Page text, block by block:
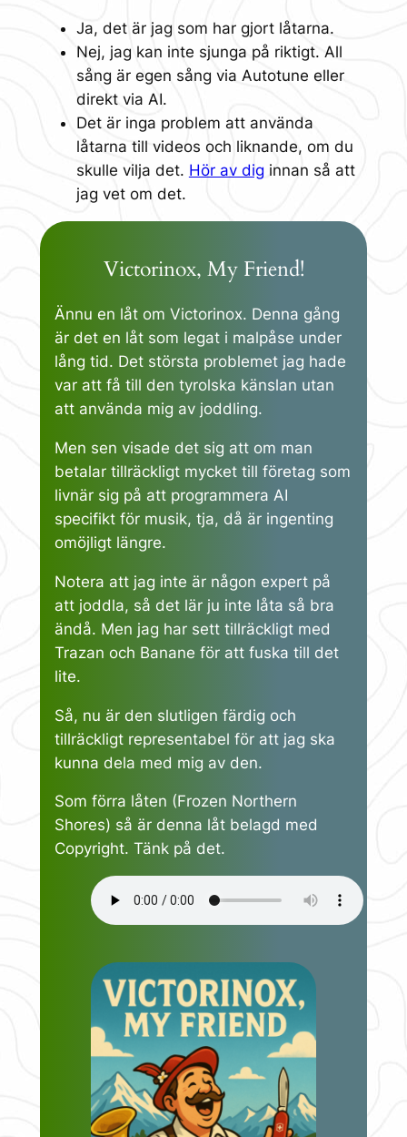
Ja, det är jag som har gjort låtarna.
Nej, jag kan inte sjunga på riktigt. All
sång är egen sång via Autotune eller
direkt via AI.
Det är inga problem att använda
låtarna till videos och liknande, om du
skulle vilja det. Hör av dig innan så att
jag vet om det.
Victorinox, My Friend!
Ännu en låt om Victorinox. Denna gång
är det en låt som legat i malpåse under
lång tid. Det största problemet jag hade
var att få till den tyrolska känslan utan
att använda mig av joddling.
Men sen visade det sig att om man
betalar tillräckligt mycket till företag som
livnär sig på att programmera AI
specifikt för musik, tja, då är ingenting
omöjligt längre.
Notera att jag inte är någon expert på
att joddla, så det lär ju inte låta så bra
ändå. Men jag har sett tillräckligt med
Trazan och Banane för att fuska till det
lite.
Så, nu är den slutligen färdig och
tillräckligt representabel för att jag ska
kunna dela med mig av den.
Som förra låten (Frozen Northern
Shores) så är denna låt belagd med
Copyright. Tänk på det.